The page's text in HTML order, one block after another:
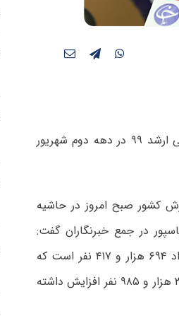
رئیس سازمان سنجش آ‌موزش کشور گفت: نتیجه اولیه آزمون کارشناسی ارشد ۹۹ در دهه دوم شهریور
کشور صبح امروز در حاشیه
شهید عباسپور در جمع خبرنگاران گفت:
داوطلبان آزمون ورودی مقطع کارشناسی ارشد ناپیوسته سال ۱۳۹۹ تعداد ۶۹۴ هزار و ۴۱۷ نفر است که
این تعداد نسبت به سال گذشته که ۶۵۵ هزار و ۴۳۲ نفر بودند تعداد ۳۸ هزار و ۹۸۵ نفر افزایش داشته